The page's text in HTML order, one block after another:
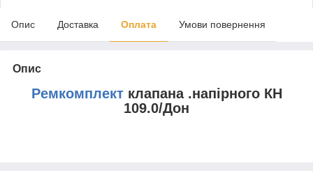
Опис Доставка Оплата Умови повернення
Опис
Ремкомплектклапана .напірного КН
109.0/Дон